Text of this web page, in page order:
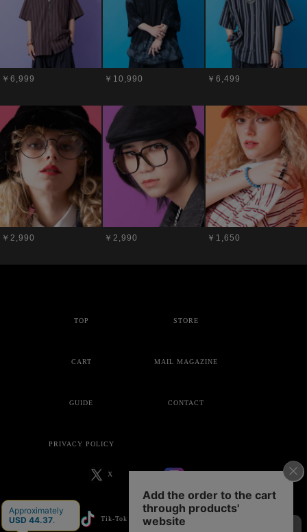
￥6,999 ￥10,990 ￥6,499
￥2,990 ￥2,990 ￥1,650
TOP STORE
CART MAIL MAGAZINE
GUIDE CONTACT
PRIVACY POLICY
X
Tik-Tok